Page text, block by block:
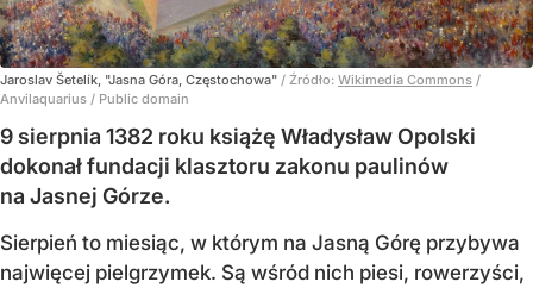
Jaroslav Šetelík, "Jasna Góra, Częstochowa" / Źródło: Wikimedia Commons /
Anvilaquarius / Public domain
9 sierpnia 1382 roku książę Władysław Opolski
dokonał fundacji klasztoru zakonu paulinów
na Jasnej Górze.
Sierpień to miesiąc, w którym na Jasną Górę przybywa
najwięcej pielgrzymek. Są wśród nich piesi, rowerzyści,